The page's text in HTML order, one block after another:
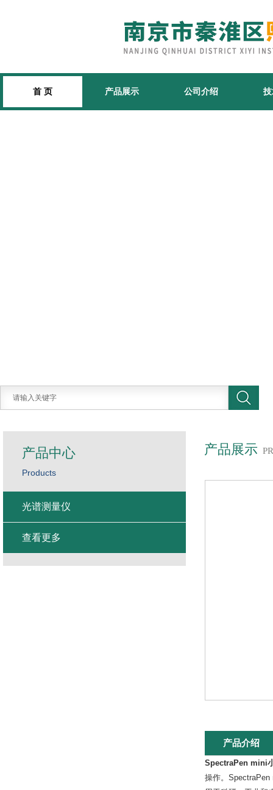
首 页 产品展示 公司介绍
产品展示
产品介绍
SpectraPen mini
操作。SpectraPen
产品中心
Products
光谱测量仪
查看更多